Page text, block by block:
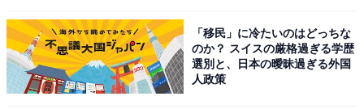
「移民」に冷たいのはどっちな
のか？ スイスの厳格過ぎる学歴
選別と、日本の曖昧過ぎる外国
人政策